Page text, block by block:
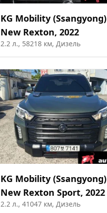
KG Mobility (Ssangyong)
New Rexton, 2022
2.2 л., 58218 км, Дизель
KG Mobility (Ssangyong)
New Rexton Sport, 2022
2.2 л., 41047 км, Дизель